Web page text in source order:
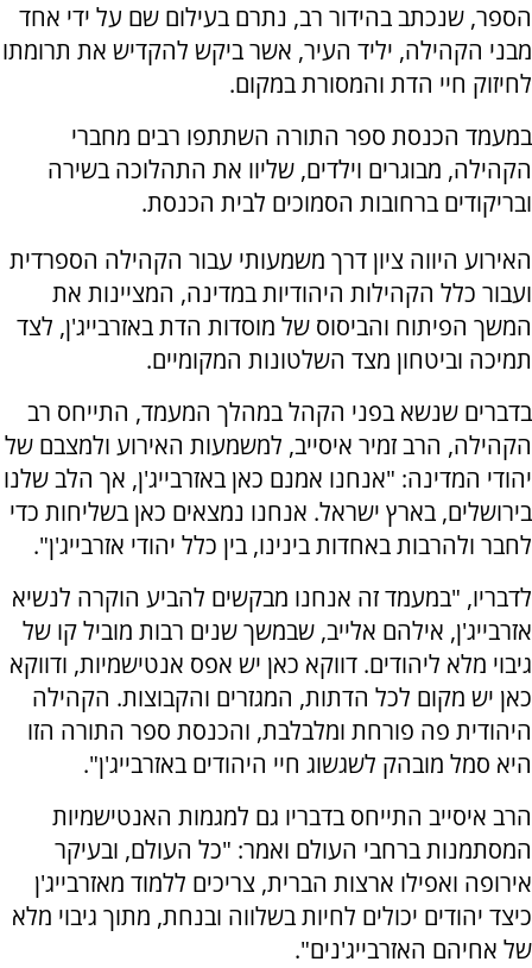
הספר, שנכתב בהידור רב, נתרם בעילום שם על ידי אחד
מבני הקהילה, יליד העיר, אשר ביקש להקדיש את תרומתו
לחיזוק חיי הדת והמסורת במקום.
במעמד הכנסת ספר התורה השתתפו רבים מחברי
הקהילה, מבוגרים וילדים, שליוו את התהלוכה בשירה
ובריקודים ברחובות הסמוכים לבית הכנסת.
האירוע היווה ציון דרך משמעותי עבור הקהילה הספרדית
ועבור כלל הקהילות היהודיות במדינה, המציינות את
המשך הפיתוח והביסוס של מוסדות הדת באזרבייג'ן, לצד
תמיכה וביטחון מצד השלטונות המקומיים.
בדברים שנשא בפני הקהל במהלך המעמד, התייחס רב
הקהילה, הרב זמיר איסייב, למשמעות האירוע ולמצבם של
יהודי המדינה: "אנחנו אמנם כאן באזרבייג'ן, אך הלב שלנו
בירושלים, בארץ ישראל. אנחנו נמצאים כאן בשליחות כדי
לחבר ולהרבות באחדות בינינו, בין כלל יהודי אזרבייג'ן".
לדבריו, "במעמד זה אנחנו מבקשים להביע הוקרה לנשיא
אזרבייג'ן, אילהם אלייב, שבמשך שנים רבות מוביל קו של
גיבוי מלא ליהודים. דווקא כאן יש אפס אנטישמיות, ודווקא
כאן יש מקום לכל הדתות, המגזרים והקבוצות. הקהילה
היהודית פה פורחת ומלבלבת, והכנסת ספר התורה הזו
היא סמל מובהק לשגשוג חיי היהודים באזרבייג'ן".
הרב איסייב התייחס בדבריו גם למגמות האנטישמיות
המסתמנות ברחבי העולם ואמר: "כל העולם, ובעיקר
אירופה ואפילו ארצות הברית, צריכים ללמוד מאזרבייג'ן
כיצד יהודים יכולים לחיות בשלווה ובנחת, מתוך גיבוי מלא
של אחיהם האזרבייג'נים".